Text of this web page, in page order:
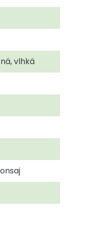
vlhká